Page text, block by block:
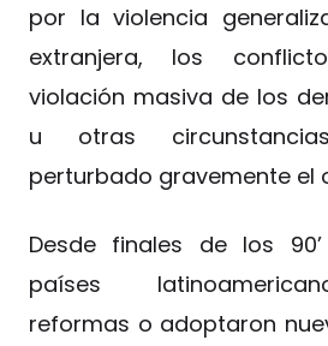
por la violencia
extranjera, los
violación masiva de los
u otras
perturbado gravemente el
Desde finales de los
países
reformas o adoptaron